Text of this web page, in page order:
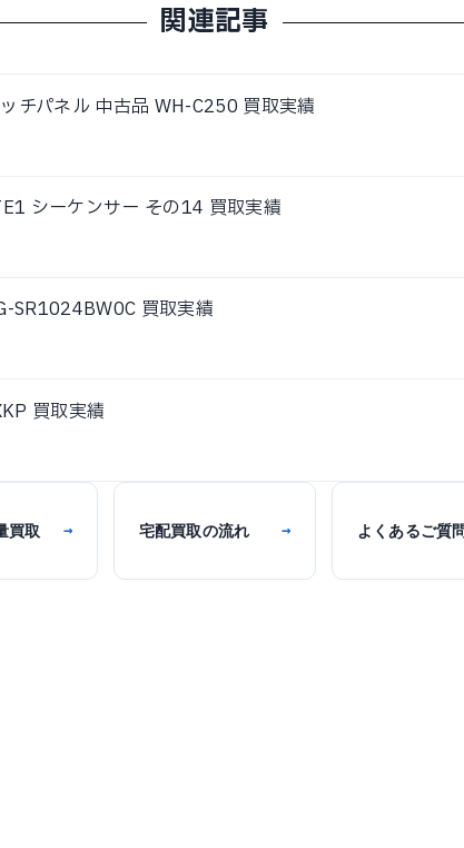
関連記事
チパネル 中古品 WH-C250 買取実績
シーケンサー その14 買取実績
SR1024BW0C 買取実績
買取実績
買取 → 宅配買取の流れ → よくあるご質